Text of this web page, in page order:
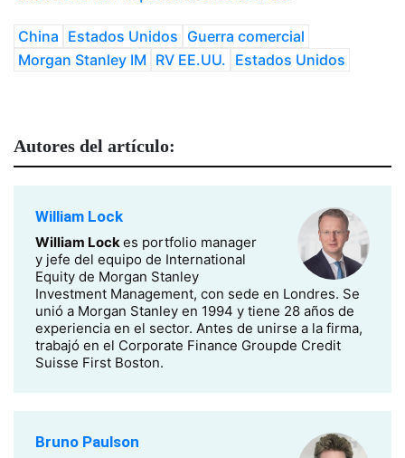
China Estados Unidos Guerra comercial
Morgan Stanley IM RV EE.UU. Estados Unidos
Autores del artículo:
William Lock
William Lockes portfolio manager
y jefe del equipo de International
Equity de Morgan Stanley
Investment Management, con sede en Londres. Se
unió a Morgan Stanley en 1994 y tiene 28 años de
experiencia en el sector. Antes de unirse a la firma,
trabajó en el Corporate Finance Groupde Credit
Suisse First Boston.
Bruno Paulson